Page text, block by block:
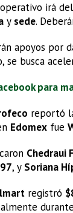
irá del
y sede.
apoyos por
se busca
para
reportó
Edomex fue
Chedraui
, y Soriana
registró